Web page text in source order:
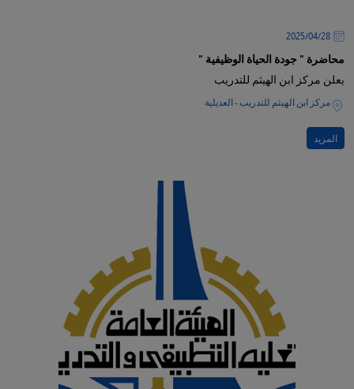
28‏/04‏/2025
محاضرة " جودة الحياة الوظيفية "
يعلن مركز ابن الهيثم للتدريب
مركز ابن الهيثم للتدريب - العديلية
المزيد